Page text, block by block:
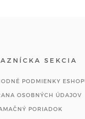
SEKCIA
PODMIENKY
OSOBNÝCH ÚDAJOV
PORIADOK